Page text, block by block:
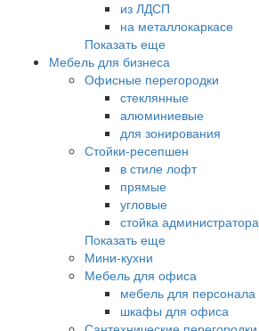
из ЛДСП
на металлокаркасе
Показать еще
Мебель для бизнеса
Офисные перегородки
стеклянные
алюминиевые
для зонирования
Стойки-ресепшен
в стиле лофт
прямые
угловые
стойка администратора
Показать еще
Мини-кухни
Мебель для офиса
мебель для персонала
шкафы для офиса